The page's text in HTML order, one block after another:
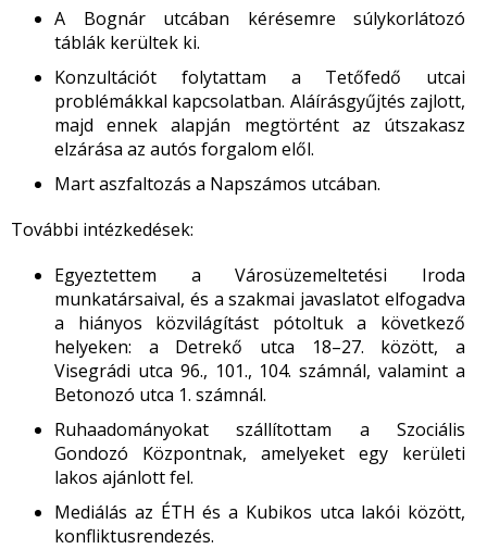
A Bognár utcában kérésemre súlykorlátozó
táblák kerültek ki.
Konzultációt folytattam a Tetőfedő utcai
problémákkal kapcsolatban. Aláírásgyűjtés zajlott,
majd ennek alapján megtörtént az útszakasz
elzárása az autós forgalom elől.
Mart aszfaltozás a Napszámos utcában.
További intézkedések:
Egyeztettem a Városüzemeltetési Iroda
munkatársaival, és a szakmai javaslatot elfogadva
a hiányos közvilágítást pótoltuk a következő
helyeken: a Detrekő utca 18–27. között, a
Visegrádi utca 96., 101., 104. számnál, valamint a
Betonozó utca 1. számnál.
Ruhaadományokat szállítottam a Szociális
Gondozó Központnak, amelyeket egy kerületi
lakos ajánlott fel.
Mediálás az ÉTH és a Kubikos utca lakói között,
konfliktusrendezés.